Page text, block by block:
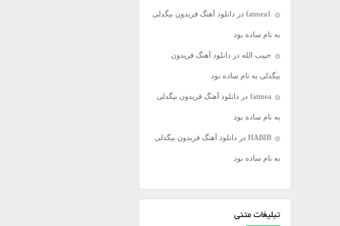
محمد رضا گلزار
محمد علیزاده
مرتضی اشرفی
مرتضی سرمدی
مهدی جهانی
مهدی یغمایی
میثم ابراهیمی
میلاد راستاد
fatmea1 در دانلود آهنگ فریدون بیگدلی
به نام ساده بود
حبیب الله در دانلود آهنگ فریدون
بیگدلی به نام ساده بود
fatmea در دانلود آهنگ فریدون بیگدلی
به نام ساده بود
HABIB در دانلود آهنگ فریدون بیگدلی
به نام ساده بود
تبلیغات متنی